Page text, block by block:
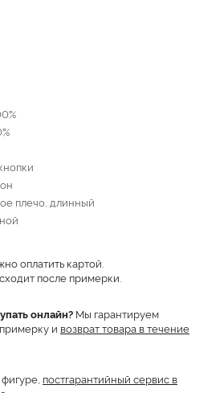
плечо, длинный
оплатить картой.
после примерки.
онлайн? Мы гарантируем
и возврат товара в течение
постгарантийный сервис в